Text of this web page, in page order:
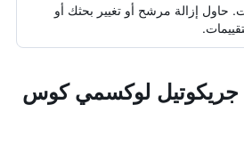
حاول إزالة مرشح أو تغيير بحثك أو
جريكوتيل لوكسمي كوس